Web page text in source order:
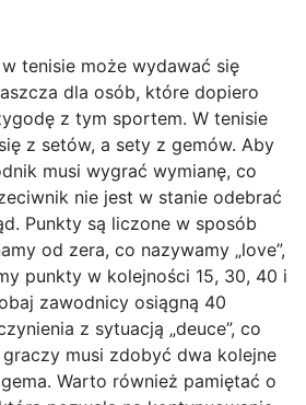
tenisie może wydawać się
dla osób, które dopiero
z tym sportem. W tenisie
z setów, a sety z gemów. Aby
musi wygrać wymianę, co
nie jest w stanie odebrać
Punkty są liczone w sposób
od zera, co nazywamy „love”,
punkty w kolejności 15, 30, 40 i
zawodnicy osiągną 40
z sytuacją „deuce”, co
musi zdobyć dwa kolejne
Warto również pamiętać o